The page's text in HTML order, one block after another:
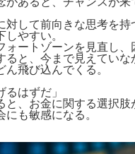
対して前向きな思考を持
しやすい。
ォートゾーンを見直し、
ると、今まで見えていな
ん飛び込んでくる。
るはずだ」
と、お金に関する選択肢
にも敏感になる。